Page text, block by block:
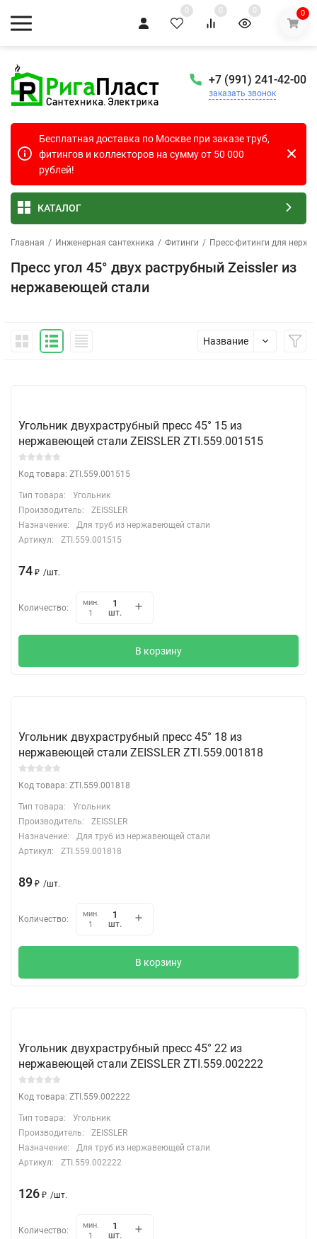
0 0 0 0
+7 (991) 241-42-00
заказать звонок
Бесплатная доставка по Москве при заказе труб,
фитингов и коллекторов на сумму от 50 000
рублей!
КАТАЛОГ
Главная / Инженерная сантехника / Фитинги / Пресс-фитинги для
Пресс угол 45° двух раструбный Zeissler из
нержавеющей стали
Название
Угольник двухраструбный пресс 45° 15 из
нержавеющей стали ZEISSLER ZTI.559.001515
Код товара: ZTI.559.001515
Тип товара:
Угольник
Производитель:
ZEISSLER
Назначение:
Для труб из нержавеющей стали
Артикул:
ZTI.559.001515
74 ₽ /шт.
Количество:
мин.
1
шт.
В корзину
Угольник двухраструбный пресс 45° 18 из
нержавеющей стали ZEISSLER ZTI.559.001818
Код товара: ZTI.559.001818
Тип товара:
Угольник
Производитель:
ZEISSLER
Назначение:
Для труб из нержавеющей стали
Артикул:
ZTI.559.001818
89 ₽ /шт.
Количество:
мин.
1
шт.
В корзину
Угольник двухраструбный пресс 45° 22 из
нержавеющей стали ZEISSLER ZTI.559.002222
Код товара: ZTI.559.002222
Тип товара:
Угольник
Производитель:
ZEISSLER
Назначение:
Для труб из нержавеющей стали
Артикул:
ZTI.559.002222
126 ₽ /шт.
Количество:
мин.
1
шт.